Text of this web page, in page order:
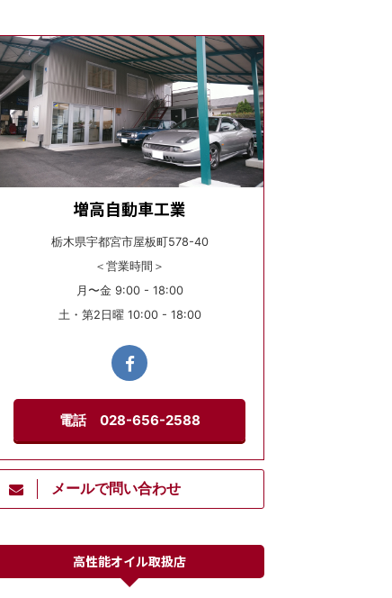
増高自動車工業
栃木県宇都宮市屋板町578-40
＜営業時間＞
月〜金 9:00 - 18:00
土・第2日曜 10:00 - 18:00
電話 028-656-2588
メールで問い合わせ
高性能オイル取扱店